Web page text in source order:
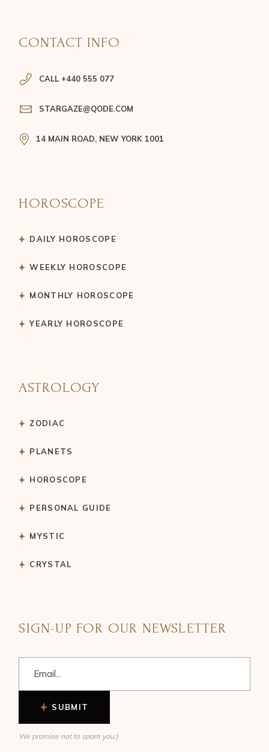
CONTACT INFO
CALL +440 555 077
STARGAZE@QODE.COM
14 MAIN ROAD, NEW YORK 1001
HOROSCOPE
DAILY HOROSCOPE
WEEKLY HOROSCOPE
MONTHLY HOROSCOPE
YEARLY HOROSCOPE
ASTROLOGY
ZODIAC
PLANETS
HOROSCOPE
PERSONAL GUIDE
MYSTIC
CRYSTAL
SIGN-UP FOR OUR NEWSLETTER
SUBMIT
We promise not to spam you:)